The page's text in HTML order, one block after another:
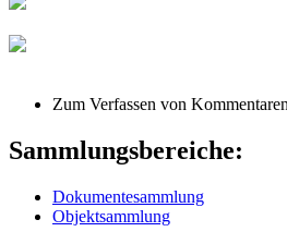
Zum Verfassen von
Sammlungsbereiche:
Dokumentesammlung
Objektsammlung